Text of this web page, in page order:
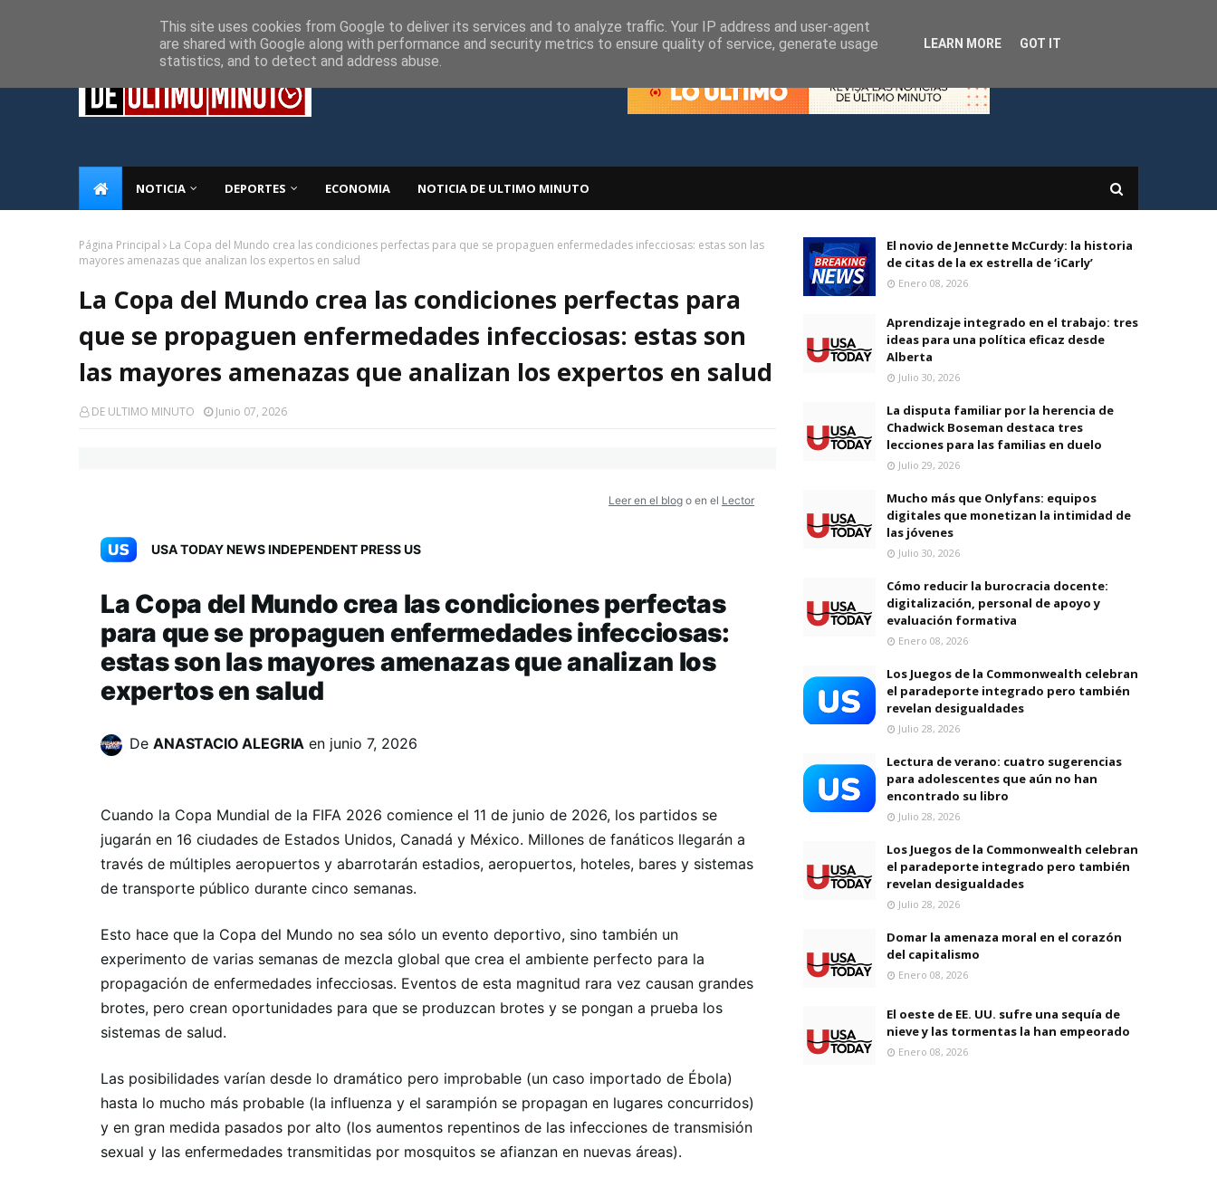
NOTICIA DEPORTES ECONOMIA NOTICIA DE ULTIMO MINUTO
Página Principal
La Copa del Mundo crea las condiciones perfectas para que se propaguen enfermedades infecciosas: estas son las
mayores amenazas que analizan los expertos en salud
La Copa del Mundo crea las condiciones perfectas para
que se propaguen enfermedades infecciosas: estas son
las mayores amenazas que analizan los expertos en salud
DE ULTIMO MINUTO Junio 07, 2026
Leer en el blog o en el Lector
USA TODAY NEWS INDEPENDENT PRESS US
La Copa del Mundo crea las condiciones perfectas
para que se propaguen enfermedades infecciosas:
estas son las mayores amenazas que analizan los
expertos en salud
De ANASTACIO ALEGRIA en junio 7, 2026
Cuando la Copa Mundial de la FIFA 2026 comience el 11 de junio de 2026, los partidos se
jugarán en 16 ciudades de Estados Unidos, Canadá y México. Millones de fanáticos llegarán a
través de múltiples aeropuertos y abarrotarán estadios, aeropuertos, hoteles, bares y sistemas
de transporte público durante cinco semanas.
Esto hace que la Copa del Mundo no sea sólo un evento deportivo, sino también un
experimento de varias semanas de mezcla global que crea el ambiente perfecto para la
propagación de enfermedades infecciosas. Eventos de esta magnitud rara vez causan grandes
brotes, pero crean oportunidades para que se produzcan brotes y se pongan a prueba los
sistemas de salud.
Las posibilidades varían desde lo dramático pero improbable (un caso importado de Ébola)
hasta lo mucho más probable (la influenza y el sarampión se propagan en lugares concurridos)
y en gran medida pasados ​​por alto (los aumentos repentinos de las infecciones de transmisión
sexual y las enfermedades transmitidas por mosquitos se afianzan en nuevas áreas).
El novio de Jennette McCurdy: la historia
de citas de la ex estrella de ‘iCarly’
Enero 08, 2026
Aprendizaje integrado en el trabajo: tres
ideas para una política eficaz desde
Alberta
Julio 30, 2026
La disputa familiar por la herencia de
Chadwick Boseman destaca tres
lecciones para las familias en duelo
Julio 29, 2026
Mucho más que Onlyfans: equipos
digitales que monetizan la intimidad de
las jóvenes
Julio 30, 2026
Cómo reducir la burocracia docente:
digitalización, personal de apoyo y
evaluación formativa
Enero 08, 2026
Los Juegos de la Commonwealth celebran
el paradeporte integrado pero también
revelan desigualdades
Julio 28, 2026
Lectura de verano: cuatro sugerencias
para adolescentes que aún no han
encontrado su libro
Julio 28, 2026
Los Juegos de la Commonwealth celebran
el paradeporte integrado pero también
revelan desigualdades
Julio 28, 2026
Domar la amenaza moral en el corazón
del capitalismo
Enero 08, 2026
El oeste de EE. UU. sufre una sequía de
nieve y las tormentas la han empeorado
Enero 08, 2026
This site uses cookies from Google to deliver its services and to analyze traffic. Your IP address and user-agent
are shared with Google along with performance and security metrics to ensure quality of service, generate usage
statistics, and to detect and address abuse.
LEARN MORE GOT IT